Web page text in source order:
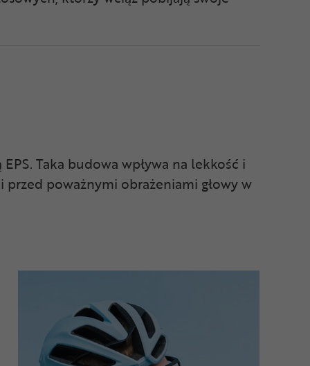
Taka budowa wpływa na lekkość i
poważnymi obrażeniami głowy w